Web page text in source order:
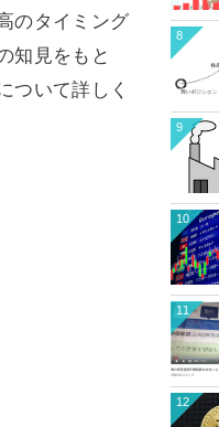
のタイミング
知見をもと
ついて詳しく
8
9
10
11
12